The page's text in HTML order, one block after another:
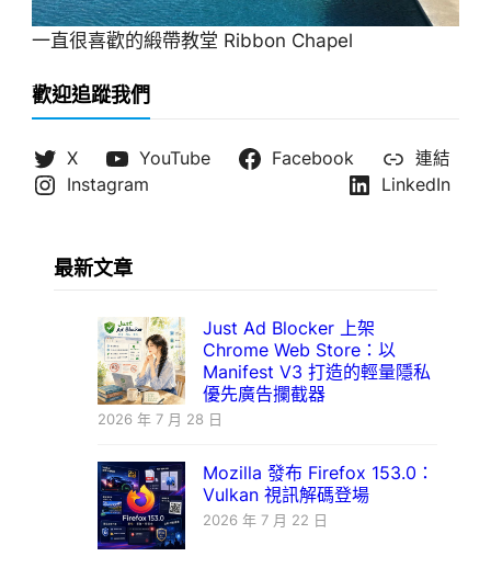
一直很喜歡的緞帶教堂 Ribbon Chapel
歡迎追蹤我們
X YouTube Facebook
連結
Instagram
LinkedIn
最新文章
Just Ad Blocker 上架
Chrome Web Store：以
Manifest V3 打造的輕量隱私
優先廣告攔截器
2026 年 7 月 28 日
Mozilla 發布 Firefox 153.0：
Vulkan 視訊解碼登場
2026 年 7 月 22 日